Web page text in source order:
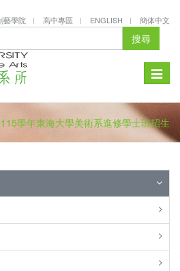
藝學院 高中專區 ENGLISH 簡体中文
搜尋
Toggle
115學年東海大學美術系進修學士班招生